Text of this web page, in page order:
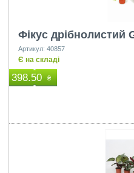
Фікус дрібнолистий
Артикул: 40857
Є на складі
398.50 ₴